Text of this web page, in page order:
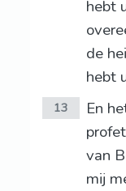
hebt
de
hebt
13
En
van
mij